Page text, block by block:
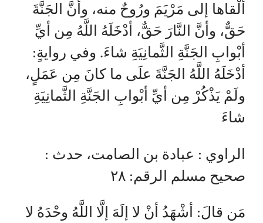
ألْقاها إلى مَرْيَمَ ورُوحٌ منه، وأنَّ الجَنَّةَ
حَقٌّ، وأنَّ النَّارَ حَقٌّ، أدْخَلَهُ اللَّهُ مِن أيِّ
أبْوابِ الجَنَّةِ الثَّمانِيَةِ شاءَ. وفي روايةٍ:
أدْخَلَهُ اللَّهُ الجَنَّةَ علَى ما كانَ مِن عَمَلٍ،
ولَمْ يَذْكُرْ مِن أيِّ أبْوابِ الجَنَّةِ الثَّمانِيَةِ
شاءَ
الراوي : عبادة بن الصامت، حدث :
صحيح مسلم الرقم: ٢٨
مَن قالَ: أشْهَدُ أنْ لا إلَهَ إلَّا اللَّهُ وحْدَهُ لا